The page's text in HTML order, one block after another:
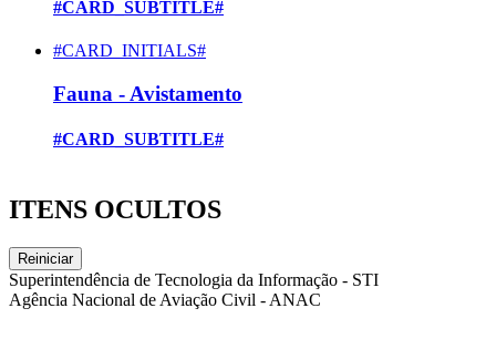
#CARD_SUBTITLE#
#CARD_INITIALS#
Fauna - Avistamento
#CARD_SUBTITLE#
ITENS OCULTOS
Reiniciar
Superintendência de Tecnologia da Informação - STI
Agência Nacional de Aviação Civil - ANAC